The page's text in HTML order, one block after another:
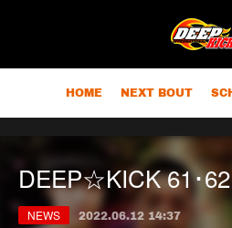
HOME NEXT BOUT
DEEP☆KICK 61･
NEWS 2022.06.12 14:37